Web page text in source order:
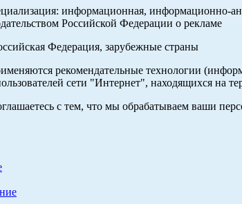
информационная, информационно-
Российской Федерации о рекламе
Федерация, зарубежные страны
рекомендательные технологии
сети "Интернет", находящихся на
с тем, что мы обрабатываем ваши